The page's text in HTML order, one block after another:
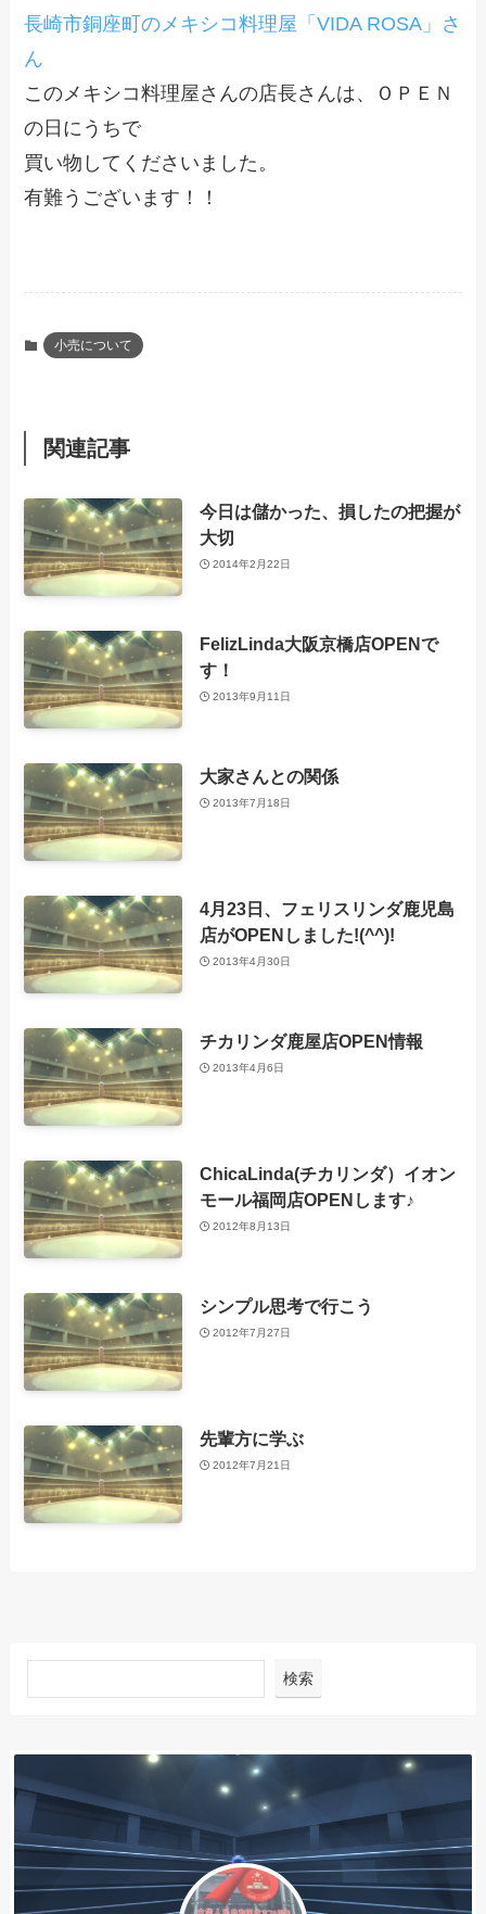
長崎市銅座町のメキシコ料理屋「VIDA ROSA」さ
ん
このメキシコ料理屋さんの店長さんは、ＯＰＥＮ
の日にうちで
買い物してくださいました。
有難うございます！！
小売について
関連記事
今日は儲かった、損したの把握が
大切
2014年2月22日
FelizLinda大阪京橋店OPENで
す！
2013年9月11日
大家さんとの関係
2013年7月18日
4月23日、フェリスリンダ鹿児島
店がOPENしました!(^^)!
2013年4月30日
チカリンダ鹿屋店OPEN情報
2013年4月6日
ChicaLinda(チカリンダ）イオン
モール福岡店OPENします♪
2012年8月13日
シンプル思考で行こう
2012年7月27日
先輩方に学ぶ
2012年7月21日
検索